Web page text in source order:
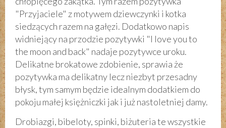
"Przyjaciele" z motywem dziewczynki i kotka
siedzących razem na gałęzi. Dodatkowo napis
widniejący na przodzie pozytywki "I love you to
the moon and back" nadaje pozytywce uroku.
Delikatne brokatowe zdobienie, sprawia że
pozytywka ma delikatny lecz niezbyt przesadny
błysk, tym samym będzie idealnym dodatkiem do
pokoju małej księżniczki jak i już nastoletniej damy.
Drobiazgi, bibeloty, spinki, biżuteria te wszystkie